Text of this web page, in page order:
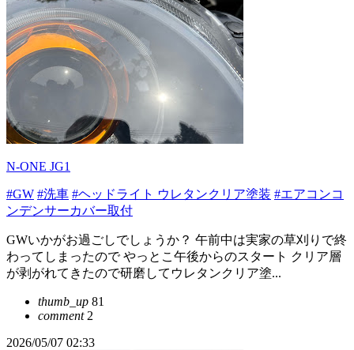
N-ONE JG1
#GW #洗車 #ヘッドライト ウレタンクリア塗装 #エアコンコ
ンデンサーカバー取付
GWいかがお過ごしでしょうか？ 午前中は実家の草刈りで終
わってしまったので やっとこ午後からのスタート クリア層
が剥がれてきたので研磨してウレタンクリア塗...
thumb_up 81
comment2
2026/05/07 02:33